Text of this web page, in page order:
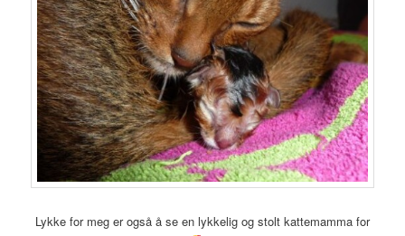
Lykke for meg er også å se en lykkelig og stolt kattemamma for